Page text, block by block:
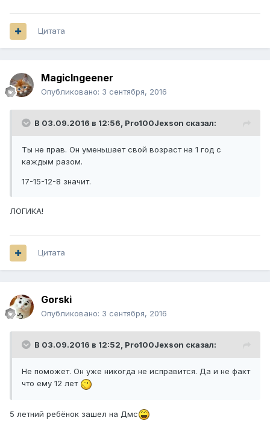
Цитата
MagicIngeener
Опубликовано: 3 сентября, 2016
В 03.09.2016 в 12:56, Pro100Jexson сказал:
Ты не прав. Он уменьшает свой возраст на 1 год с
каждым разом.
17-15-12-8 значит.
ЛОГИКА!
Цитата
Gorski
Опубликовано: 3 сентября, 2016
В 03.09.2016 в 12:52, Pro100Jexson сказал:
Не поможет. Он уже никогда не исправится. Да и не факт
что ему 12 лет
5 летний ребёнок зашел на Дмс